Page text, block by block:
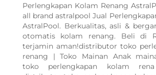
Perlengkapan Kolam Renang
all brand astralpool Jual
AstralPool. Berkualitas, asli &
otomatis kolam renang. Beli di
terjamin aman!distributor toko
renang | Toko Mainan Anak
toko perlengkapan kolam